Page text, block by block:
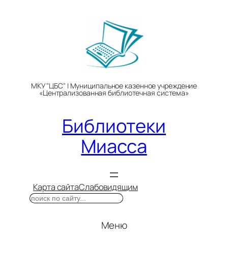
МКУ "ЦБС" | Муниципальное казенное учреждение
«Централизованная библиотечная система»
Библиотеки
Миасса
Карта сайтаСлабовидящим
Поиск
Меню